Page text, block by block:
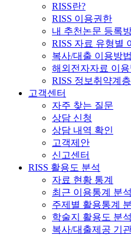
RISS란?
RISS 이용권한
내 추천논문 등록
RISS 자료 유형별
복사/대출 이용방법
해외전자자료 이용
RISS 정보취약계
고객센터
자주 찾는 질문
상담 신청
상담 내역 확인
고객제안
신고센터
RISS 활용도 분석
자료 현황 통계
최근 이용통계 분석
주제별 활용통계
학술지 활용도 분석
복사/대출제공 기